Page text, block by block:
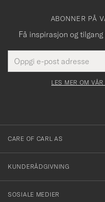
ABONNER PÅ
Få inspirasjon og
postadresse
felt
Tack
för
dig
till
vårt
nyhetsbrev!
LES MER OM
CARE OF CARL AS
KUNDERÅDGIVNING
SOSIALE MEDIER